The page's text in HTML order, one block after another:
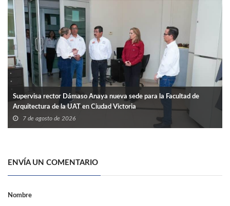
Supervisa rector Dámaso Anaya nueva sede para la Facultad de
Arquitectura de la UAT en Ciudad Victoria
7 de agosto de 2026
ENVÍA UN COMENTARIO
Nombre